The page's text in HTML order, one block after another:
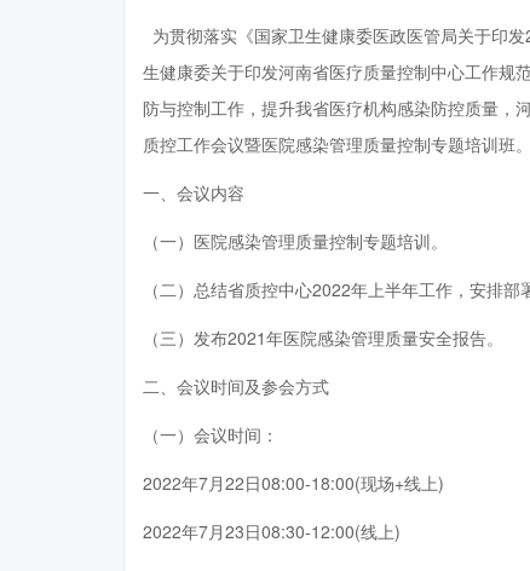
为贯彻落实《国家卫生健康委医政医管局关于印
生健康委关于印发河南省医疗质量控制中心工作规
防与控制工作，提升我省医疗机构感染防控质量，
质控工作会议暨医院感染管理质量控制专题培训班
一、会议内容
（一）医院感染管理质量控制专题培训。
（二）总结省质控中心2022年上半年工作，安排部
（三）发布2021年医院感染管理质量安全报告。
二、会议时间及参会方式
（一）会议时间：
2022年7月22日08:00-18:00(现场+线上)
2022年7月23日08:30-12:00(线上)